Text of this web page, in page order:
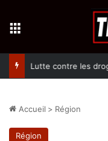
Accueil > Région
Région